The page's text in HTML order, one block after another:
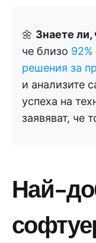
🌼 Знаете ли,
че близо
решения за
и анализите
успеха на
заявяват, че
Най-